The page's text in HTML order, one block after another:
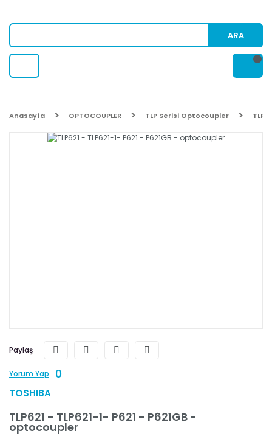
ARA
Anasayfa OPTOCOUPLER TLP Serisi Optocoupler
Paylaş
Yorum Yap 0
TOSHIBA
TLP621 - TLP621-1- P621 - P621GB -
optocoupler